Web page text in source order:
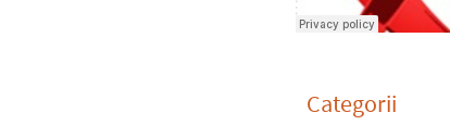
Categorii